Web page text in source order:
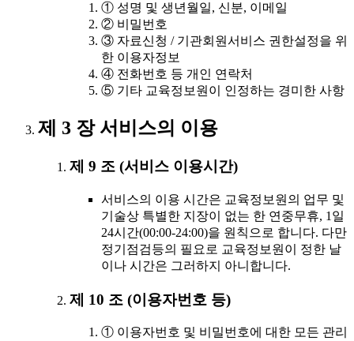
① 성명 및 생년월일, 신분, 이메일
② 비밀번호
③ 자료신청 / 기관회원서비스 권한설정을 위
한 이용자정보
④ 전화번호 등 개인 연락처
⑤ 기타 교육정보원이 인정하는 경미한 사항
제 3 장 서비스의 이용
제 9 조 (서비스 이용시간)
서비스의 이용 시간은 교육정보원의 업무 및
기술상 특별한 지장이 없는 한 연중무휴, 1일
24시간(00:00-24:00)을 원칙으로 합니다. 다만
정기점검등의 필요로 교육정보원이 정한 날
이나 시간은 그러하지 아니합니다.
제 10 조 (이용자번호 등)
① 이용자번호 및 비밀번호에 대한 모든 관리